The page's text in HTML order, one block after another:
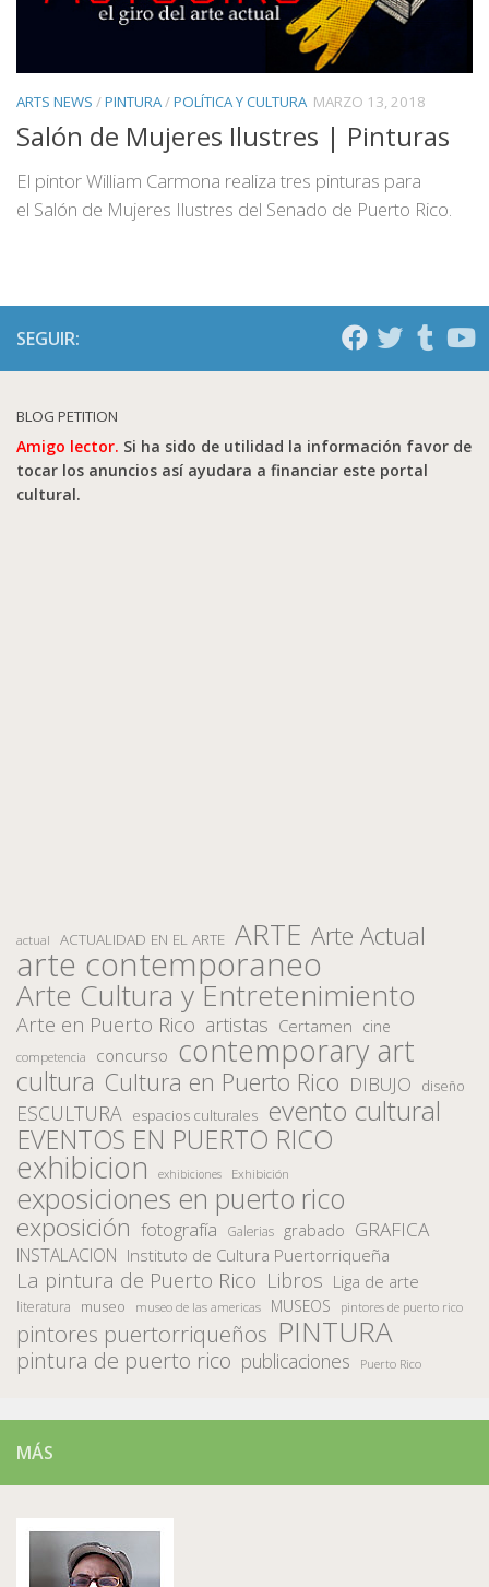
ARTS NEWS /PINTURA/POLÍTICA Y CULTURA MARZO 13, 2018
Salón de Mujeres Ilustres | Pinturas
El pintor William Carmona realiza tres pinturas para
el Salón de Mujeres Ilustres del Senado de Puerto Rico.
SEGUIR:
BLOG PETITION
Amigo lector. Si ha sido de utilidad la información favor de
tocar los anuncios así ayudara a financiar este portal
cultural.
actual ACTUALIDAD EN EL ARTE ARTE Arte Actual
arte contemporaneo
Arte Cultura y Entretenimiento
Arte en Puerto Rico artistas Certamen cine
competencia concurso contemporary art
cultura Cultura en Puerto Rico DIBUJO diseño
ESCULTURA espacios culturales evento cultural
EVENTOS EN PUERTO RICO
exhibicion exhibiciones Exhibición
exposiciones en puerto rico
exposición fotografía Galerias grabado GRAFICA
INSTALACION Instituto de Cultura Puertorriqueña
La pintura de Puerto Rico Libros Liga de arte
literatura museo museo de las americas MUSEOS pintores de puerto rico
pintores puertorriqueños PINTURA
pintura de puerto rico publicaciones Puerto Rico
MÁS